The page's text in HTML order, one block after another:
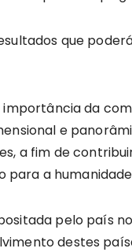
que
da
e
a fim de
a
pelo país
destes